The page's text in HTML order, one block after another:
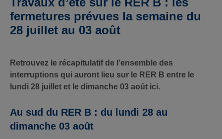
fermetures prévues la semaine du
28 juillet au 03 août
Retrouvez le récapitulatif de l’ensemble des
interruptions qui auront lieu sur le RER B entre le
lundi 28 juillet et le dimanche 03 août ici.
Au sud du RER B : du lundi 28 au
dimanche 03 août